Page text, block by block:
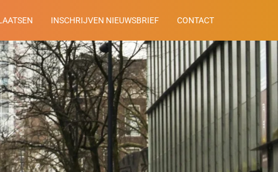
INSCHRIJVEN NIEUWSBRIEF CONTACT